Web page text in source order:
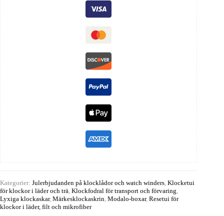
Kategorier: Julerbjudanden på klocklådor och watch winders, Klocketui
för klockor i läder och trä, Klockfodral för transport och förvaring,
Lyxiga klockaskar, Märkesklockaskrin, Modalo-boxar, Resetui för
klockor i läder, filt och mikrofiber